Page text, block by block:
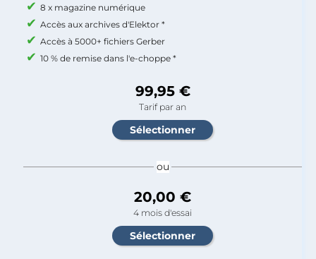
8 x magazine numérique
Accès aux archives d'Elektor *
Accès à 5000+ fichiers Gerber
10 % de remise dans l'e-choppe *
99,95 €
Tarif par an
ou
20,00 €
4 mois d'essai